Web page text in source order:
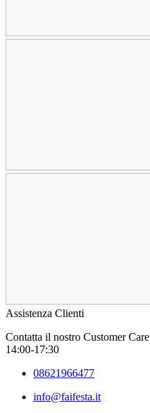
Assistenza Clienti
Contatta il nostro Customer Care
14:00-17:30
08621966477
info@faifesta.it